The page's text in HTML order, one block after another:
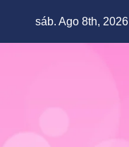
sáb. Ago 8th, 2026